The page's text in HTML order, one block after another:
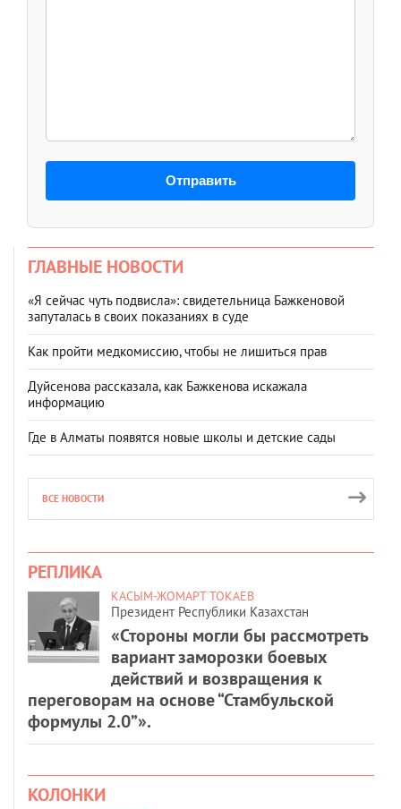
Отправить
ГЛАВНЫЕ НОВОСТИ
«Я сейчас чуть подвисла»: свидетельница Бажкеновой
запуталась в своих показаниях в суде
Как пройти медкомиссию, чтобы не лишиться прав
Дуйсенова рассказала, как Бажкенова искажала
информацию
Где в Алматы появятся новые школы и детские сады
ВСЕ НОВОСТИ
РЕПЛИКА
КАСЫМ-ЖОМАРТ ТОКАЕВ
Президент Республики Казахстан
«Стороны могли бы рассмотреть
вариант заморозки боевых
действий и возвращения к
переговорам на основе “Стамбульской
формулы 2.0”».
КОЛОНКИ